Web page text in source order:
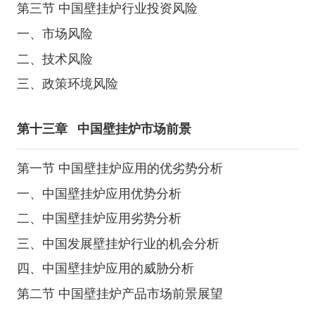
第三节 中国壁挂炉行业投资风险
一、市场风险
二、技术风险
三、政策环境风险
第十三章 中国壁挂炉市场前景
第一节 中国壁挂炉应用的优劣势分析
一、中国壁挂炉应用优势分析
二、中国壁挂炉应用劣势分析
三、中国发展壁挂炉行业的机会分析
四、中国壁挂炉应用的威胁分析
第二节 中国壁挂炉产品市场前景展望